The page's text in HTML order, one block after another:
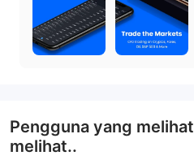
Pengguna yang melihat
melihat..